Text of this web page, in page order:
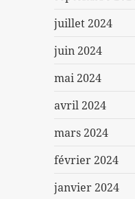
juillet 2024
juin 2024
mai 2024
avril 2024
mars 2024
février 2024
janvier 2024